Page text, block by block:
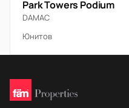
Park Towers Podium
DAMAC
Юнитов